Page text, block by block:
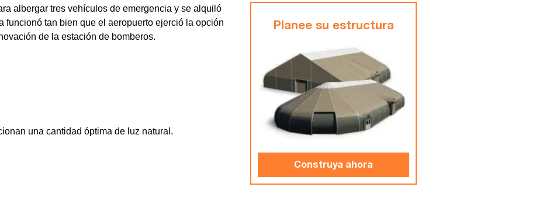
albergar tres vehículos de emergencia y se alquiló
funcionó tan bien que el aeropuerto ejerció la opción
de la estación de bomberos.
una cantidad óptima de luz natural.
Planee su estructura
Construya ahora